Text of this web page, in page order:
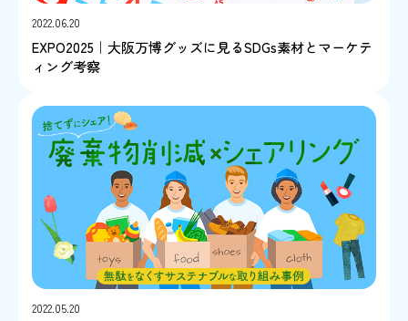
2022.06.20
EXPO2025｜大阪万博グッズに見るSDGs素材とマーケテ
ィング考察
2022.05.20